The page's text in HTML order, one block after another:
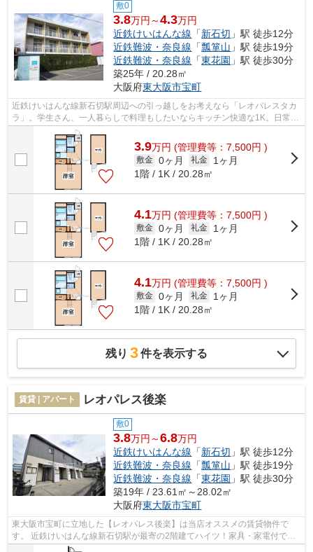
敷0
3.8万円～4.3万円
近鉄けいはんな線 「新石切 」駅 徒歩12分
近鉄難波・奈良線 「瓢箪山 」駅 徒歩19分
近鉄難波・奈良線 「東花園 」駅 徒歩30分
築25年 / 20.28㎡
大阪府東大阪市宝町
近鉄けいはんな線新石切駅周辺への引っ越しをお考えなら「レオパレスタカ
ラ」。学生さん、一人暮らしで料理もしたいならキッチン快適な1K。日常生
活に欠かすことの出来ない、給湯設備...
3.9万円 (管理費等：7,500円 )
敷金 0ヶ月 礼金
1ヶ月
1階 / 1K / 20.28㎡
4.1万円 (管理費等：7,500円 )
敷金 0ヶ月 礼金
1ヶ月
1階 / 1K / 20.28㎡
4.1万円 (管理費等：7,500円 )
敷金 0ヶ月 礼金
1ヶ月
1階 / 1K / 20.28㎡
残り 3件を表示する
賃貸 | アパート レオパレス後楽
敷0
3.8万円～6.8万円
近鉄けいはんな線 「新石切 」駅 徒歩12分
近鉄難波・奈良線 「瓢箪山 」駅 徒歩19分
近鉄難波・奈良線 「東花園 」駅 徒歩30分
築19年 / 23.61㎡～28.02㎡
大阪府東大阪市宝町
東大阪市宝町に立地した【レオパレス後楽】は当店オススメの賃貸物件で
す。 近鉄けいはんな線新石切駅が最寄の2階建てハイツ！家具・家電付です
ぐに生活ができる嬉しい物件です。お風...